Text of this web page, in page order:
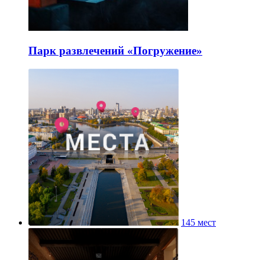
Парк развлечений «Погружение»
145 мест